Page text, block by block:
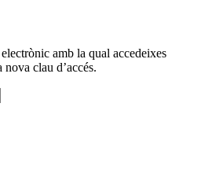
amb la qual accedeixes
clau d’accés.